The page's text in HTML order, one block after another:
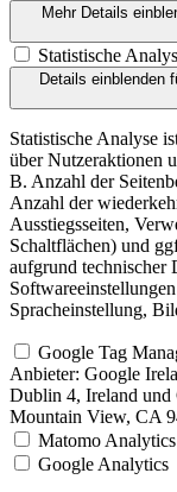
Mehr Details
Statistische
Details einblenden
Statistische Analyse
über Nutzeraktionen
B. Anzahl der
Anzahl der
Ausstiegsseiten,
Schaltflächen) und
aufgrund technischer
Spracheinstellung,
Google Tag
Anbieter: Google
Dublin 4, Ireland und
Mountain View, CA
Matomo Analytics
Google Analytics